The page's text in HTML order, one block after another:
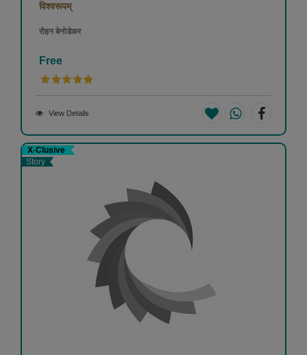
विश्वरूपम्
रोहन बेनोडेकर
Free
View Details
X-Clusive
Story